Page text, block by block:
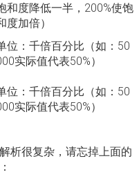
和度降低一半，200%使饱
度加倍）
位：千倍百分比（如：50
实际值代表50%）
位：千倍百分比（如：50
实际值代表50%）
析很复杂，请忘掉上面的